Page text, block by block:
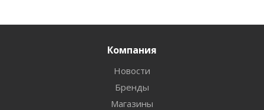
Компания
Новости
Бренды
Магазины